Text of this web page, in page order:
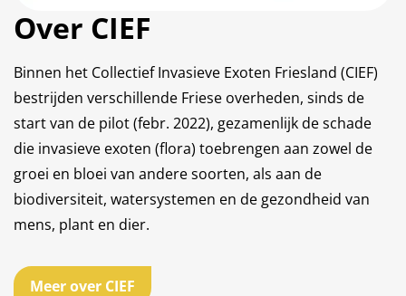
Over CIEF
Binnen het Collectief Invasieve Exoten Friesland (CIEF)
bestrijden verschillende Friese overheden, sinds de
start van de pilot (febr. 2022), gezamenlijk de schade
die invasieve exoten (flora) toebrengen aan zowel de
groei en bloei van andere soorten, als aan de
biodiversiteit, watersystemen en de gezondheid van
mens, plant en dier.
Meer over CIEF